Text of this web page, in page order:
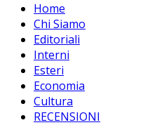
Home
Chi Siamo
Editoriali
Interni
Esteri
Economia
Cultura
RECENSIONI